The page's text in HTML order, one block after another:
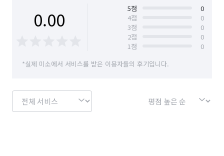
0.00 5점
0
4점
0
3점
0
2점
0
1점
0
*실제 미소에서 서비스를 받은 이용자들의 후기입니다.